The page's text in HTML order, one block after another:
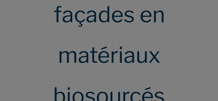
façades en
matériaux